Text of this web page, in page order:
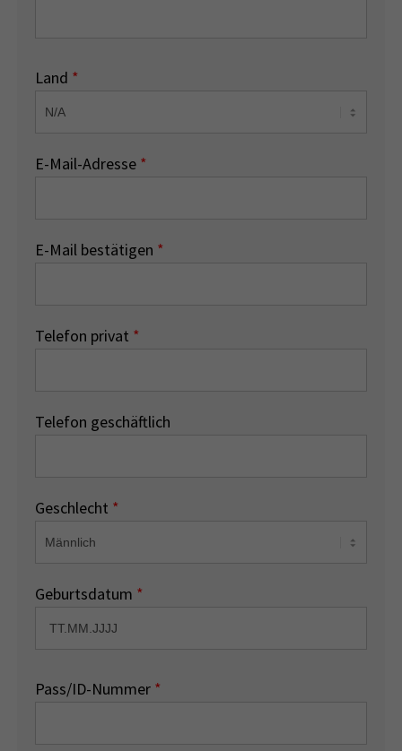
Land *
E-Mail-Adresse *
E-Mail bestätigen *
Telefon privat *
Telefon geschäftlich
Geschlecht *
Geburtsdatum *
Pass/ID-Nummer *